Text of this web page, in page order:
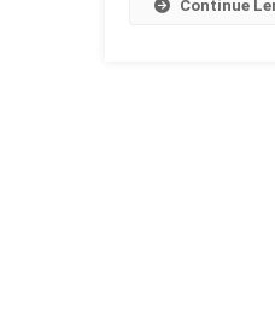
Continue